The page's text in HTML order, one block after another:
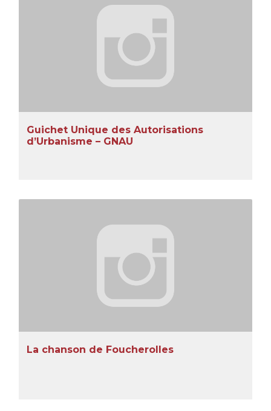
Guichet Unique des Autorisations
d’Urbanisme – GNAU
La chanson de Foucherolles